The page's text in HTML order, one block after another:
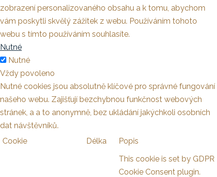
zobrazení personalizovaného obsahu a k tomu, abychom
vám poskytli skvělý zážitek z webu. Používáním tohoto
webu s tímto používáním souhlasíte.
Nutné
Nutné
Vždy povoleno
Nutné cookies jsou absolutně klíčové pro správné fungování
našeho webu. Zajišťují bezchybnou funkčnost webových
stránek, a a to anonymně, bez ukládání jakýchkoli osobních
dat návštěvníků.
Cookie
Délka Popis
This cookie is set by GDPR
Cookie Consent plugin.